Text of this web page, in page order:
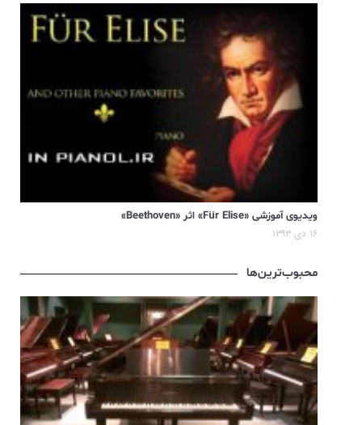
ویدیوی آموزشی «Für Elise» اثر «Beethoven»
۱۶ دی ۱۳۹۳
محبوب‌ترین‌ها